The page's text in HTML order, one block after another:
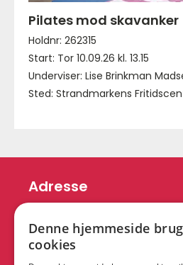
Pilates mod skavanker
Holdnr: 262315
Start: Tor 10.09.26 kl. 13.15
Underviser: Lise Brinkman
Sted: Strandmarkens
Adresse
Hvidovrevej 440 D
2650 Hvidovre
Denne hjemmeside
cookies